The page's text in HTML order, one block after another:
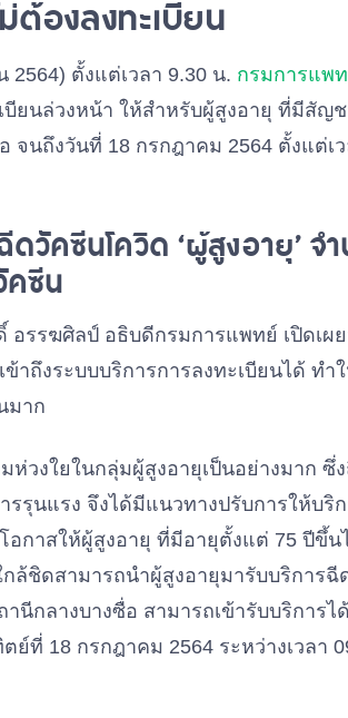
ต้องลงทะเบียน
2564) ตั้งแต่เวลา 9.30 น. กรมการแพ
บียนล่วงหน้า ให้สำหรับผู้สูงอายุ ที่มีสั
จนถึงวันที่ 18 กรกฎาคม 2564 ตั้งแต่เ
วัคซีนโควิด ‘ผู้สูงอายุ’ จ
คซีน
รรฆศิลป์ อธิบดีกรมการแพทย์ เปิดเผ
ข้าถึงระบบบริการการลงทะเบียนได้ ท
มาก
ห่วงใยในกลุ่มผู้สูงอายุเป็นอย่างมาก ซึ่
รรุนแรง จึงได้มีแนวทางปรับการให้บริ
อกาสให้ผู้สูงอายุ ที่มีอายุตั้งแต่ 75 ปีขึ้
ล้ชิดสามารถนำผู้สูงอายุมารับบริการ
นีกลางบางซื่อ สามารถเข้ารับบริการ
ย์ที่ 18 กรกฎาคม 2564 ระหว่างเวลา